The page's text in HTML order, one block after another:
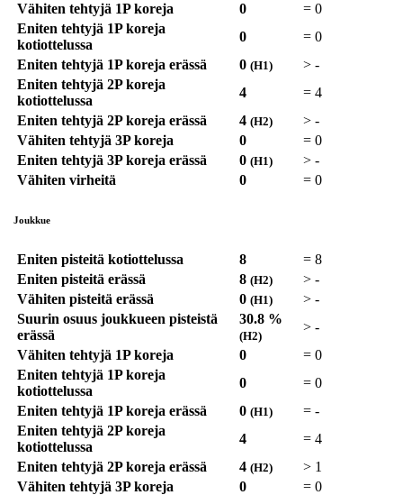
Vähiten tehtyjä 1P koreja
0 = 0
Eniten tehtyjä 1P koreja
kotiottelussa
0 = 0
Eniten tehtyjä 1P koreja erässä
0 (H1) > -
Eniten tehtyjä 2P koreja
kotiottelussa
4 = 4
Eniten tehtyjä 2P koreja erässä
4 (H2) > -
Vähiten tehtyjä 3P koreja
0 = 0
Eniten tehtyjä 3P koreja erässä
0 (H1) > -
Vähiten virheitä
0 = 0
Joukkue
Eniten pisteitä kotiottelussa 8 = 8
Eniten pisteitä erässä
8 (H2) > -
Vähiten pisteitä erässä
0 (H1) > -
Suurin osuus joukkueen pisteistä
erässä
30.8 %
(H2)
> -
Vähiten tehtyjä 1P koreja
0 = 0
Eniten tehtyjä 1P koreja
kotiottelussa
0 = 0
Eniten tehtyjä 1P koreja erässä
0 (H1) = -
Eniten tehtyjä 2P koreja
kotiottelussa
4 = 4
Eniten tehtyjä 2P koreja erässä
4 (H2) > 1
Vähiten tehtyjä 3P koreja
0 = 0